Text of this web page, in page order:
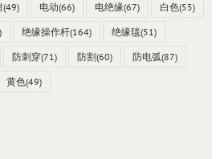
(49) 电动(66) 电绝缘(67) 白色(55)
绝缘操作杆(164) 绝缘毯(51)
防刺穿(71) 防割(60) 防电弧(87)
黄色(49)